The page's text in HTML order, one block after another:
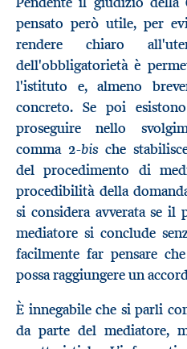
pensato però utile, per
rendere chiaro
dell'obbligatorietà è
l'istituto e, almeno
concreto. Se poi
proseguire nello
comma 2-bische
del procedimento di
procedibilità della
si considera avverata se
mediatore si conclude
facilmente far pensare
possa raggiungere un
È innegabile che si parli
da parte del mediatore,